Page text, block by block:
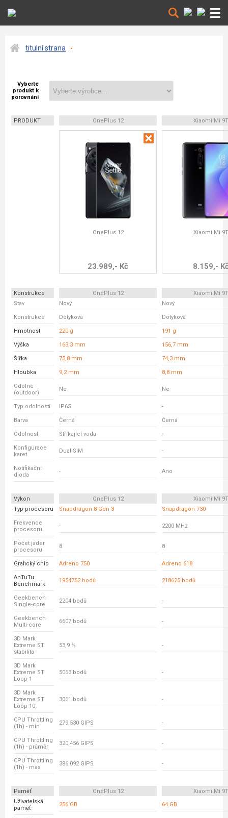
titulní strana
Vyberte
produkt k
porovnání
PRODUKT OnePlus 12 Xiaomi Mi 9T
OnePlus 12
23.989,- Kč
Xiaomi Mi 9T
8.159,-
Konstrukce OnePlus 12
Xiaomi Mi 9T
Stav
Nový Nový
Konstrukce Dotyková Dotyková
Hmotnost 220 g 191 g
Výška 163,3 mm 156,7 mm
Šířka 75,8 mm 74,3 mm
Hloubka 9,2 mm 8,8 mm
Odolné
(outdoor)
Ne Ne
Typ odolnosti IP65 -
Barva Černá Černá
Odolnost Stříkající voda -
Konfigurace
karet
Dual SIM -
Notifikační
dioda
- Ano
Výkon OnePlus 12
Xiaomi Mi 9T
Typ procesoru
Snapdragon 8 Gen 3 Snapdragon 730
Frekvence
procesoru
- 2200 MHz
Počet jader
procesoru
8 8
Grafický chip Adreno 750 Adreno 618
AnTuTu
Benchmark
1954752 bodů 218625 bodů
Geekbench
Single-core
2204 bodů -
Geekbench
Multi-core
6607 bodů -
3D Mark
Extreme ST
stabilita
53,9 % -
3D Mark
Extreme ST
Loop 1
5063 bodů -
3D Mark
Extreme ST
Loop 10
3061 bodů -
CPU Throttling
(1h) - min
279,530 GIPS -
CPU Throttling
(1h) - průměr
320,456 GIPS -
CPU Throttling
(1h) - max
386,092 GIPS -
Paměť OnePlus 12
Xiaomi Mi 9T
Uživatelská
paměť
256 GB 64 GB